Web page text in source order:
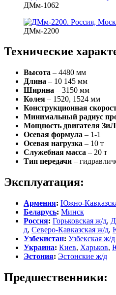
ДМм-1062
ДМм-2200
Технические
Высота – 4480 мм
Длина – 10 145 мм
Ширина – 3150 мм
Колея – 1520, 1524 мм
Конструкционная
Минимальный радиус
Мощность двигателя
Осевая формула – 1-1
Осевая нагрузка – 10 т
Служебная масса – 20 т
Тип передачи –
Эксплуатация:
Армения: Южно-
Беларусь: Минск
Россия: Горьковская ж/д,
д, Северо-Кавказская ж/д,
Узбекистан: Узбекская ж/д
Украина: Киев, Харьков,
Эстония: Эстонские ж/д
Предшественники: